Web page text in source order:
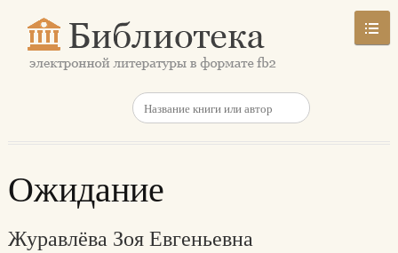
Ожидание
Журавлёва Зоя Евгеньевна